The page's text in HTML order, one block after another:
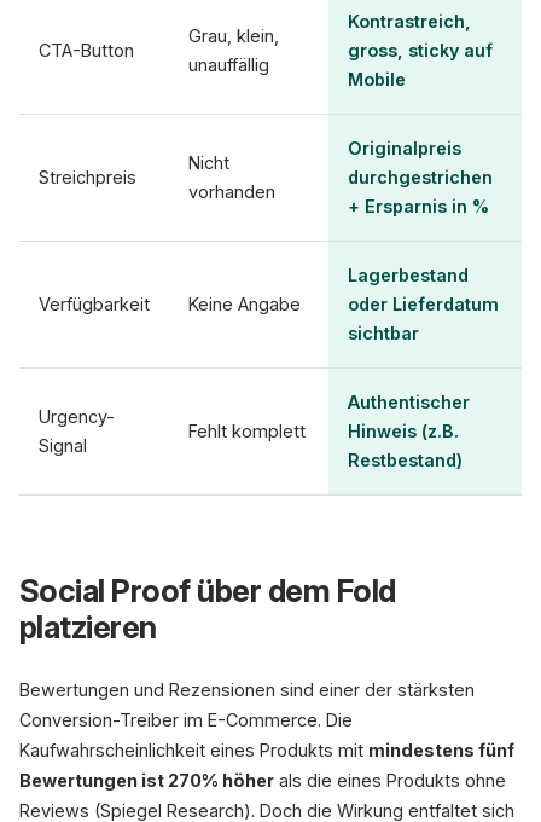
CTA-Button
Grau, klein,
unauffällig
Kontrastreich,
gross, sticky auf
Mobile
Streichpreis
Nicht
vorhanden
Originalpreis
durchgestrichen
+ Ersparnis in %
Verfügbarkeit Keine Angabe
Lagerbestand
oder Lieferdatum
sichtbar
Urgency-
Signal
Fehlt komplett
Authentischer
Hinweis (z.B.
Restbestand)
Social Proof über dem Fold
platzieren
Bewertungen und Rezensionen sind einer der stärksten
Conversion-Treiber im E-Commerce. Die
Kaufwahrscheinlichkeit eines Produkts mit mindestens fünf
Bewertungen ist 270% höher als die eines Produkts ohne
Reviews (Spiegel Research). Doch die Wirkung entfaltet sich